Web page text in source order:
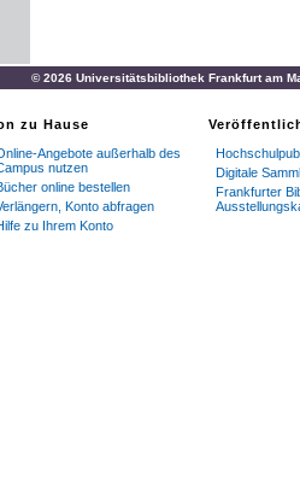
© 2026 Universitätsbibliothek Frankfurt am
zu Hause
Angebote außerhalb des
nutzen
online bestellen
Konto abfragen
zu Ihrem Konto
Digitale
Frankfurter